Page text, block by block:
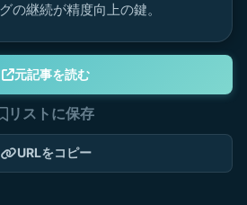
の継続が精度向上の鍵。
元記事を読む
リストに保存
URLをコピー